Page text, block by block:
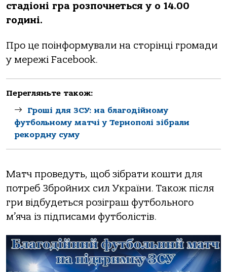
стадіоні гра розпочнеться у о 14.00
годині.
Про це поінформували на сторінці громади
у мережі Facebook.
Перегляньте також:
Гроші для ЗСУ: на благодійному
футбольному матчі у Тернополі зібрали
рекордну суму
Матч проведуть, щоб зібрати кошти для
потреб Збройних сил України. Також після
гри відбудеться розіграш футбольного
м’яча із підписами футболістів.